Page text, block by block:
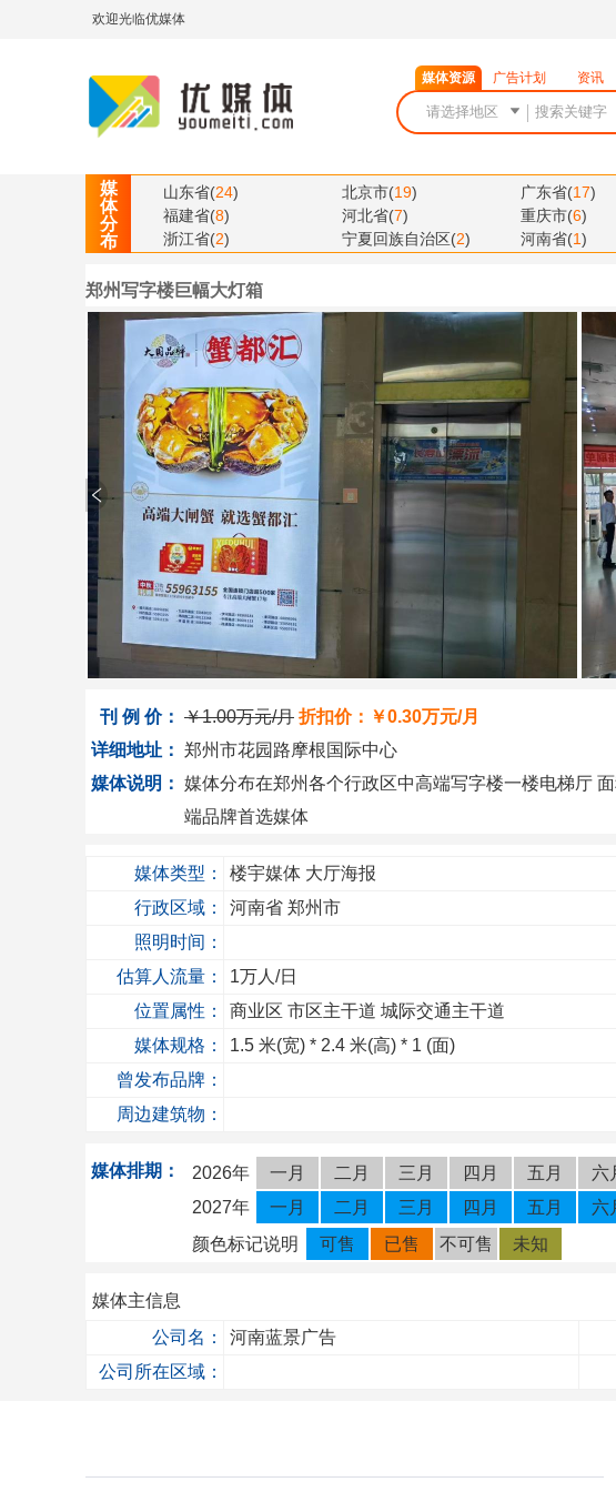
欢迎光临优媒体
媒体资源 广告计划 资讯
媒
体
分
布
山东省(24) 北京市(19) 广东省(17)
福建省(8) 河北省(7) 重庆市(6)
浙江省(2) 宁夏回族自治区(2) 河南省(1)
郑州写字楼巨幅大灯箱
刊 例 价： ￥1.00万元/月 折扣价：￥0.30万元/月
详细地址： 郑州市花园路摩根国际中心
媒体说明： 媒体分布在郑州各个行政区中高端写字楼一楼电梯厅
端品牌首选媒体
媒体类型： 楼宇媒体 大厅海报
行政区域：
河南省 郑州市
照明时间：
估算人流量：
1万人/日
位置属性：
商业区 市区主干道 城际交通主干道
媒体规格：
1.5 米(宽) * 2.4 米(高) * 1 (面)
曾发布品牌：
周边建筑物：
媒体排期： 2026年 一月 二月 三月 四月 五月 六
2027年
一月 二月 三月 四月 五月 六
颜色标记说明
可售 已售 不可售 未知
媒体主信息
公司名：
河南蓝景广告
公司所在区域：